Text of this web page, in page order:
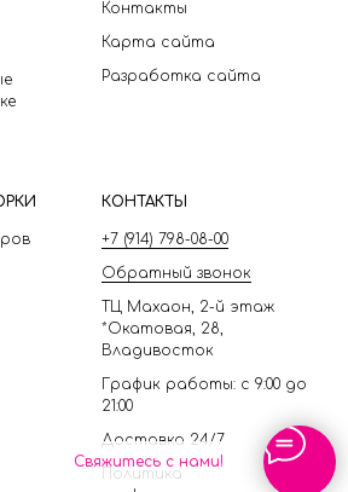
Свяжитесь с нами!
Контакты
Карта сайта
Разработка сайта
КОНТАКТЫ
+7 (914) 798-08-00
Обратный звонок
ТЦ Махаон, 2-й этаж
*Окатовая, 28,
Владивосток
График работы: с 9:00 до
21:00
Доставка 24/7
Политика